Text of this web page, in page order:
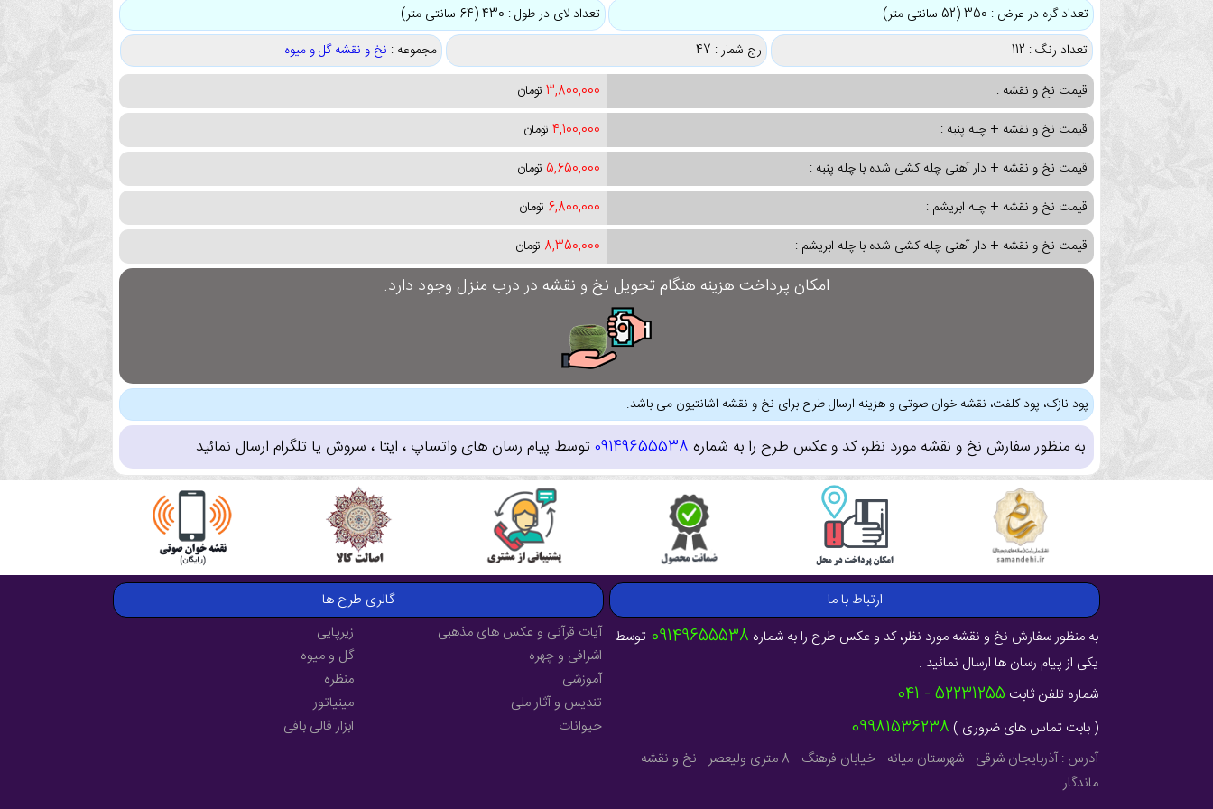
تعداد گره در عرض : 350 (52 سانتی متر)
تعداد لای در طول : 430 (64 سانتی متر)
تعداد رنگ : 112
رج شمار : 47 مجموعه : نخ و نقشه گل و میوه
قیمت نخ و نقشه :
3,800,000 تومان
قیمت نخ و نقشه + چله پنبه :
4,100,000 تومان
قیمت نخ و نقشه + دار آهنی چله کشی شده با چله پنبه :
5,650,000 تومان
قیمت نخ و نقشه + چله ابریشم :
6,800,000 تومان
قیمت نخ و نقشه + دار آهنی چله کشی شده با چله ابریشم :
8,350,000 تومان
امکان پرداخت هزینه هنگام تحویل نخ و نقشه در درب منزل وجود دارد.
پود نازک، پود کلفت، نقشه خوان صوتی و هزینه ارسال طرح برای نخ و نقشه اشانتیون می باشد.
به منظور سفارش نخ و نقشه مورد نظر، کد و عکس طرح را به شماره 09149655538توسط پیام رسان های واتساپ ، ایتا ، سروش یا تلگرام ارسال نمائید.
ارتباط با ما
به منظور سفارش نخ و نقشه مورد نظر، کد و عکس طرح را به شماره 09149655538 توسط
یکی از پیام رسان ها ارسال نمائید .
شماره تلفن ثابت 52231255 - 041
( بابت تماس های ضروری ) 09981536238
آدرس : آذربایجان شرقی - شهرستان میانه - خیابان فرهنگ - 8 متری ولیعصر - نخ و نقشه
ماندگار
گالری طرح ها
آیات قرآنی و عکس های مذهبی
اشرافی و چهره
آموزشی
تندیس و آثار ملی
حیوانات
زیرپایی
گل و میوه
منظره
مینیاتور
ابزار قالی بافی